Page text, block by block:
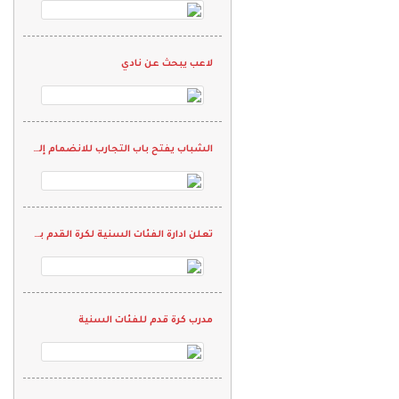
لاعب يبحث عن نادي
الشباب يفتح باب التجارب للانضمام إلى الفئات السنية
تعلن ادارة الفئات السنية لكرة القدم بنادي المحمل عن بدء التسجيل للمرحلة الأولى
مدرب كرة قدم للفئات السنية